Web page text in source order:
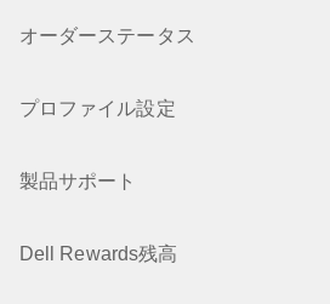
オーダーステータス
プロファイル設定
製品サポート
Dell Rewards残高